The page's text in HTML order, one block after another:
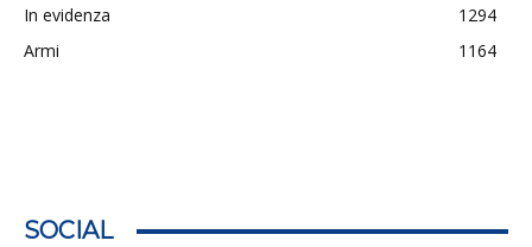
In evidenza
1294
Armi
1164
SOCIAL